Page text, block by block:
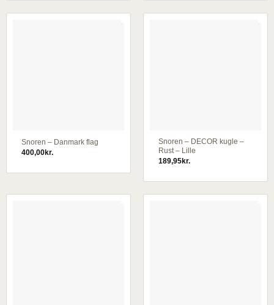
Snoren – Danmark flag
400,00kr.
Snoren – DECOR kugle –
Rust – Lille
189,95kr.